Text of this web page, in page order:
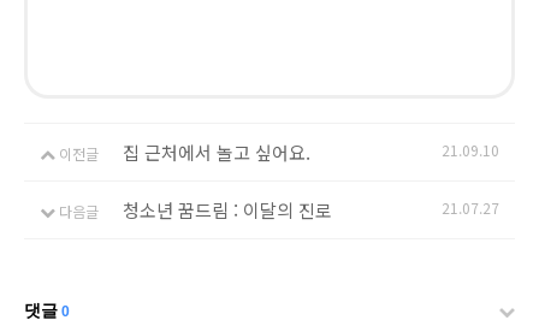
이전글 집 근처에서 놀고 싶어요. 21.09.10
다음글 청소년 꿈드림 : 이달의 진로 21.07.27
댓글 0